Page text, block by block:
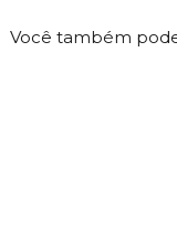
Você também